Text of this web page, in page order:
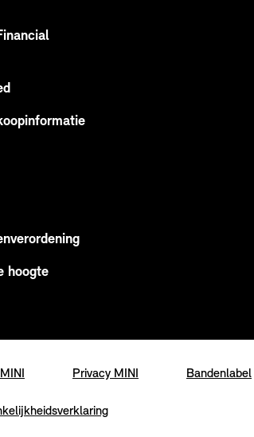
hoogte
Privacy MINI Bandenlabel